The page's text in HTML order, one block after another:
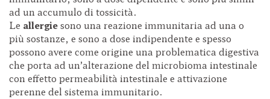
ad un accumulo di tossicità.
Le allergiesono una reazione immunitaria ad una o
più sostanze, e sono a dose indipendente e spesso
possono avere come origine una problematica digestiva
che porta ad un’alterazione del microbioma intestinale
con effetto permeabilità intestinale e attivazione
perenne del sistema immunitario.